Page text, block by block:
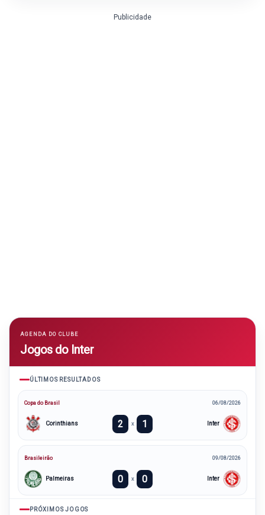
Publicidade
AGENDA DO CLUBE
Jogos do Inter
ÚLTIMOS RESULTADOS
Copa do Brasil 06/08/2026
Corinthians 2 x 1 Inter
Brasileirão 09/08/2026
Palmeiras 0 x 0 Inter
PRÓXIMOS JOGOS